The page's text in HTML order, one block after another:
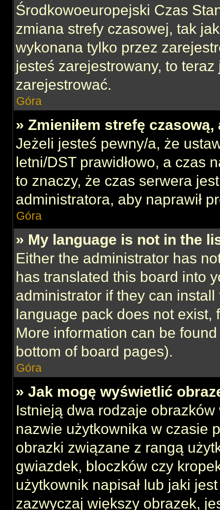
Środkowoeuropejski Czas
zmiana strefy czasowej, tak
wykonana tylko przez
jesteś zarejestrowany, to
zarejestrować.
Góra
» Zmieniłem strefę
Jeżeli jesteś pewny/a, że
letni/DST prawidłowo, a czas
to znaczy, że czas serwera
administratora, aby naprawił
Góra
» My language is not in the
Either the administrator has
has translated this board into
administrator if they can
language pack does not exist,
More information can be
bottom of board pages).
Góra
» Jak mogę wyświetlić
Istnieją dwa rodzaje
nazwie użytkownika w czasie
obrazki związane z rangą
gwiazdek, bloczków czy
użytkownik napisał lub jaki
zazwyczaj większy obrazek,